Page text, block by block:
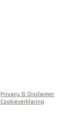
Privacy & Disclaimer
Cookieverklaring